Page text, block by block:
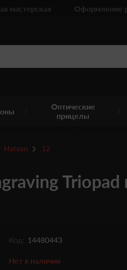
мастерская Оформление
Оптические
прицелы
Hatsan 12
Код: 14480443
Нет в наличии